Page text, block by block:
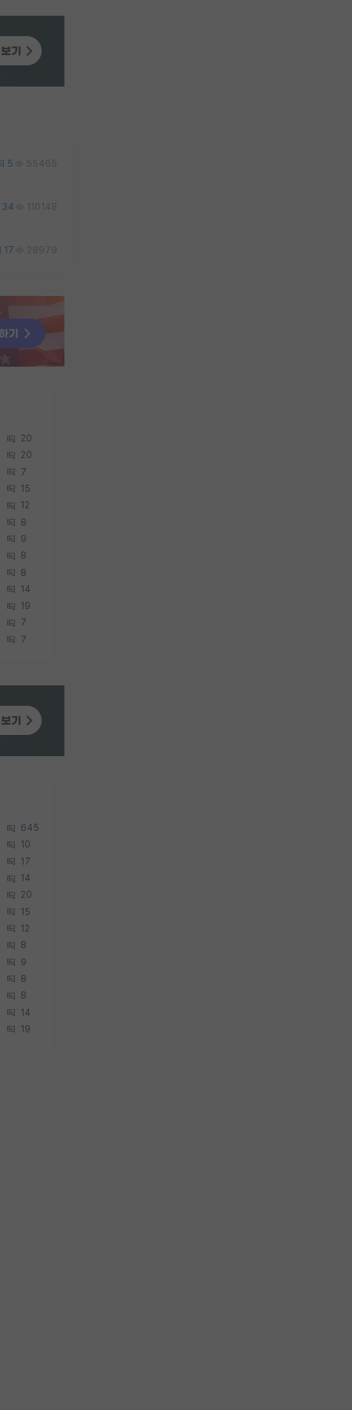
5 55465
34 110148
17 28979
20
20
7
15
12
8
9
8
8
14
19
7
7
645
10
17
14
20
15
12
8
9
8
8
14
19